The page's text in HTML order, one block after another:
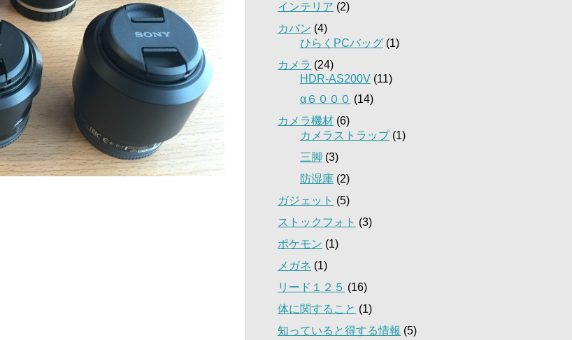
インテリア (2)
カバン (4)
ひらくPCバッグ (1)
カメラ (24)
HDR-AS200V (11)
α６０００ (14)
カメラ機材 (6)
カメラストラップ(1)
三脚 (3)
防湿庫 (2)
ガジェット (5)
ストックフォト (3)
ポケモン (1)
メガネ (1)
リード１２５ (16)
体に関すること (1)
知っていると得する情報 (5)